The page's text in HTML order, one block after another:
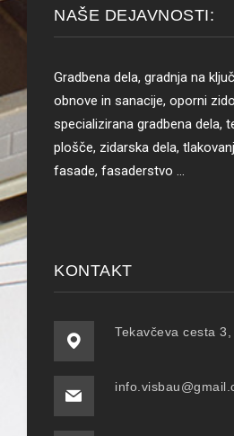
NAŠE DEJAVNOSTI:
Gradbena dela, gradnja na
obnove in sanacije, oporni
specializirana gradbena dela,
plošče, zidarska dela,
fasade, fasaderstvo …
KONTAKT
Tekavčeva cesta